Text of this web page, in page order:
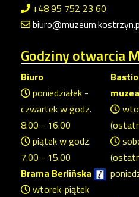
+48 95 752 23 60
Godzinyotwarcia
Biuro
poniedziałek -
czwartek w godz.
8.00 - 16.00
piątek w godz.
7.00 - 15.00
Brama Berlińska
wtorek-piątek